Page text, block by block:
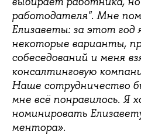
работодателя". Мне
Елизаветы: за этот год
некоторые варианты,
собеседований и меня
консалтинговую
Наше сотрудничество
мне всё понравилось. Я
номинировать
ментора».